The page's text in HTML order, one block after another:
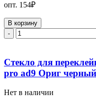
опт. 154₽
В корзину
-
Стекло для
pro ad9 Ориг черный
Нет в наличии